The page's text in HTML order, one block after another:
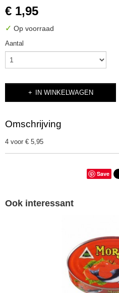
€ 1,95
✓ Op voorraad
Aantal
IN WINKELWAGEN
Omschrijving
4 voor € 5,95
Save
Ook interessant